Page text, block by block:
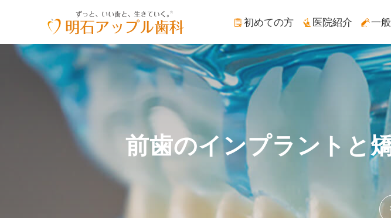
初めての方 医院紹介 一
前歯のインプラントと